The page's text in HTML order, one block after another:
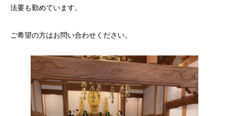
法要も勤めています。
ご希望の方はお問い合わせください。